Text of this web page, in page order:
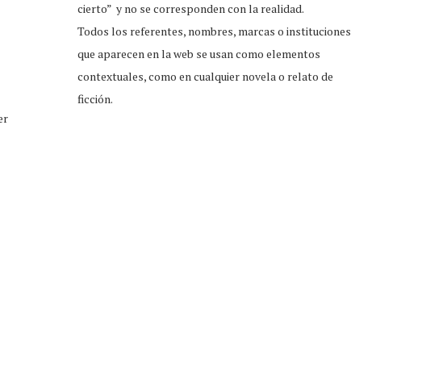
cierto” y no se corresponden con la realidad.
Todos los referentes, nombres, marcas o instituciones
que aparecen en la web se usan como elementos
contextuales, como en cualquier novela o relato de
ficción.